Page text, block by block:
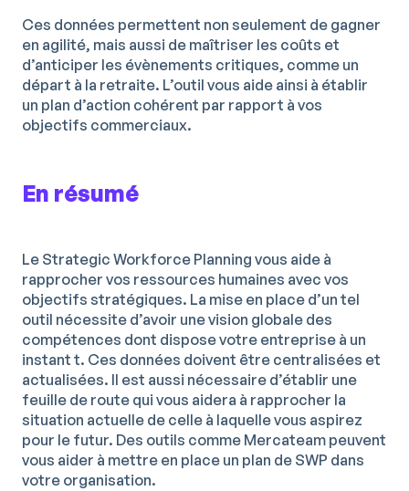
Ces données permettent non seulement de gagner
en agilité, mais aussi de maîtriser les coûts et
d’anticiper les évènements critiques, comme un
départ à la retraite. L’outil vous aide ainsi à établir
un plan d’action cohérent par rapport à vos
objectifs commerciaux.
En résumé
Le Strategic Workforce Planning vous aide à
rapprocher vos ressources humaines avec vos
objectifs stratégiques. La mise en place d’un tel
outil nécessite d’avoir une vision globale des
compétences dont dispose votre entreprise à un
instant t. Ces données doivent être centralisées et
actualisées. Il est aussi nécessaire d’établir une
feuille de route qui vous aidera à rapprocher la
situation actuelle de celle à laquelle vous aspirez
pour le futur. Des outils comme Mercateam peuvent
vous aider à mettre en place un plan de SWP dans
votre organisation.